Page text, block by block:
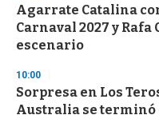
Agarrate Catalina
Carnaval 2027 y
escenario
10:00
Sorpresa en Los
Australia se